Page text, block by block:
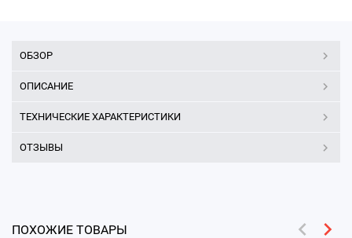
ОБЗОР
ОПИСАНИЕ
ТЕХНИЧЕСКИЕ ХАРАКТЕРИСТИКИ
ОТЗЫВЫ
ПОХОЖИЕ ТОВАРЫ